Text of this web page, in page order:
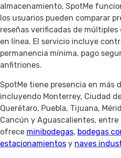
almacenamiento, SpotMe
los usuarios pueden comparar
reseñas verificadas de
en línea. El servicio incluye
permanencia mínima, pago
anfitriones.
SpotMe tiene presencia en más
incluyendo Monterrey, Ciudad
Querétaro, Puebla, Tijuana,
Cancún y Aguascalientes,
ofrece minibodegas, bodegas
estacionamientos y naves